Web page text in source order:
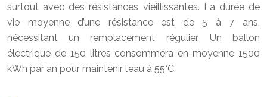
surtout avec des résistances vieillissantes. La durée de
vie moyenne d’une résistance est de 5 à 7 ans,
nécessitant un remplacement régulier. Un ballon
électrique de 150 litres consommera en moyenne 1500
kWh par an pour maintenir l’eau à 55°C.